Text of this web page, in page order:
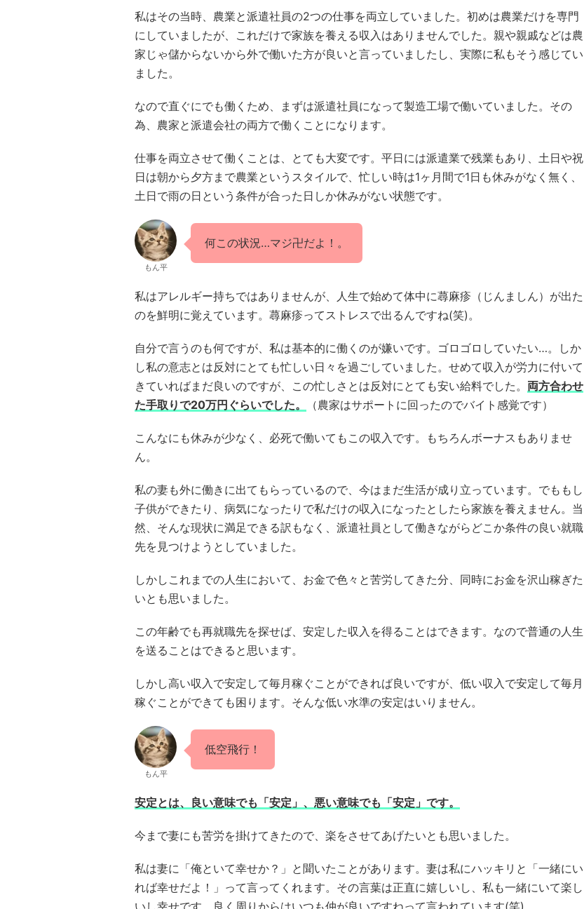
私はその当時、農業と派遣社員の2つの仕事を両立していました。初めは農業だけを専門
にしていましたが、これだけで家族を養える収入はありませんでした。親や親戚などは農
家じゃ儲からないから外で働いた方が良いと言っていましたし、実際に私もそう感じてい
ました。
なので直ぐにでも働くため、まずは派遣社員になって製造工場で働いていました。その
為、農家と派遣会社の両方で働くことになります。
仕事を両立させて働くことは、とても大変です。平日には派遣業で残業もあり、土日や祝
日は朝から夕方まで農業というスタイルで、忙しい時は1ヶ月間で1日も休みがなく無く、
土日で雨の日という条件が合った日しか休みがない状態です。
もん平
何この状況…マジ卍だよ！。
私はアレルギー持ちではありませんが、人生で始めて体中に蕁麻疹（じんましん）が出た
のを鮮明に覚えています。蕁麻疹ってストレスで出るんですね(笑)。
自分で言うのも何ですが、私は基本的に働くのが嫌いです。ゴロゴロしていたい…。しか
し私の意志とは反対にとても忙しい日々を過ごしていました。せめて収入が労力に付いて
きていればまだ良いのですが、この忙しさとは反対にとても安い給料でした。 両方合わせ
た手取りで20万円ぐらいでした。
（農家はサポートに回ったのでバイト感覚です）
こんなにも休みが少なく、必死で働いてもこの収入です。もちろんボーナスもありませ
ん。
私の妻も外に働きに出てもらっているので、今はまだ生活が成り立っています。でももし
子供ができたり、病気になったりで私だけの収入になったとしたら家族を養えません。当
然、そんな現状に満足できる訳もなく、派遣社員として働きながらどこか条件の良い就職
先を見つけようとしていました。
しかしこれまでの人生において、お金で色々と苦労してきた分、同時にお金を沢山稼ぎた
いとも思いました。
この年齢でも再就職先を探せば、安定した収入を得ることはできます。なので普通の人生
を送ることはできると思います。
しかし高い収入で安定して毎月稼ぐことができれば良いですが、低い収入で安定して毎月
稼ぐことができても困ります。そんな低い水準の安定はいりません。
もん平
低空飛行！
安定とは、良い意味でも「安定」、悪い意味でも「安定」です。
今まで妻にも苦労を掛けてきたので、楽をさせてあげたいとも思いました。
私は妻に「俺といて幸せか？」と聞いたことがあります。妻は私にハッキリと「一緒にい
れば幸せだよ！」って言ってくれます。その言葉は正直に嬉しいし、私も一緒にいて楽し
いし幸せです。良く周りからはいつも仲が良いですねって言われています(笑)。